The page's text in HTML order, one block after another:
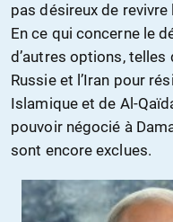
pas désireux de
En ce qui concerne le
d’autres options,
Russie et l’Iran pour
Islamique et de Al-
pouvoir négocié à
sont encore exclues.